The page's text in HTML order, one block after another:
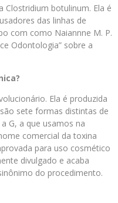
Clostridium botulinum. Ela é
das linhas de
com como Naiannne M. P.
Odontologia” sobre a
Ela é produzida
sete formas distintas de
G, a que usamos na
comercial da toxina
para uso cosmético
divulgado e acaba
do procedimento.